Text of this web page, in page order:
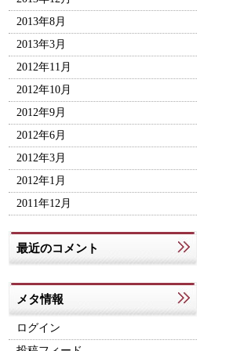
2013年8月
2013年3月
2012年11月
2012年10月
2012年9月
2012年6月
2012年3月
2012年1月
2011年12月
最近のコメント
メタ情報
ログイン